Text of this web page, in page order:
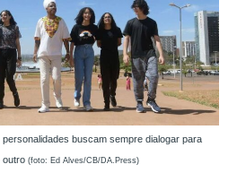
buscam sempre dialogar para
outro (foto: Ed Alves/CB/DA.Press)